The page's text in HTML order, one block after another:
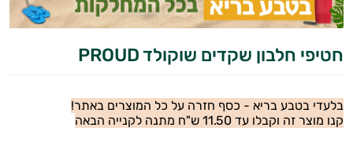
חטיפי חלבון שקדים שוקולד PROUD
בלעדי בטבע בריא - כסף חזרה על כל המוצרים באתר!
קנו מוצר זה וקבלו עד 11.50 ש"ח מתנה לקנייה הבאה